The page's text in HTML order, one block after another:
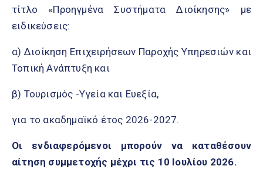
τίτλο «Προηγμένα Συστήματα Διοίκησης» με
ειδικεύσεις:
α) Διοίκηση Επιχειρήσεων Παροχής Υπηρεσιών και
Τοπική Ανάπτυξη και
β) Τουρισμός -Υγεία και Ευεξία,
για το ακαδημαϊκό έτος 2026-2027.
Οι ενδιαφερόμενοι μπορούν να καταθέσουν
αίτηση συμμετοχής μέχρι τις 10 Ιουλίου 2026.